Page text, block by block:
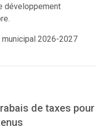
développement
municipal 2026-2027
de taxes pour